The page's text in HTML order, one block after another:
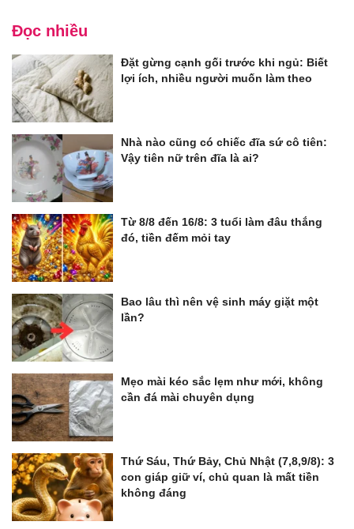
Đọc nhiều
Đặt gừng cạnh gối trước khi ngủ: Biết
lợi ích, nhiều người muốn làm theo
Nhà nào cũng có chiếc đĩa sứ cô tiên:
Vậy tiên nữ trên đĩa là ai?
Từ 8/8 đến 16/8: 3 tuổi làm đâu thắng
đó, tiền đếm mỏi tay
Bao lâu thì nên vệ sinh máy giặt một
lần?
Mẹo mài kéo sắc lẹm như mới, không
cần đá mài chuyên dụng
Thứ Sáu, Thứ Bảy, Chủ Nhật (7,8,9/8): 3
con giáp giữ ví, chủ quan là mất tiền
không đáng